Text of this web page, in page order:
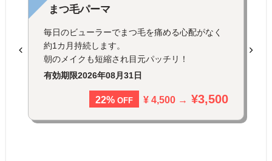
まつ毛パーマ
毎日のビューラーでまつ毛を痛める心配がなく
約1カ月持続します。
朝のメイクも短縮され目元パッチリ！
有効期限2026年08月31日
22% OFF ¥ 4,500 → ¥3,500